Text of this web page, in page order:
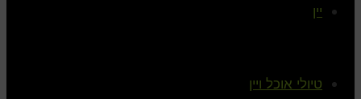
יין
טיולי אוכל ויין